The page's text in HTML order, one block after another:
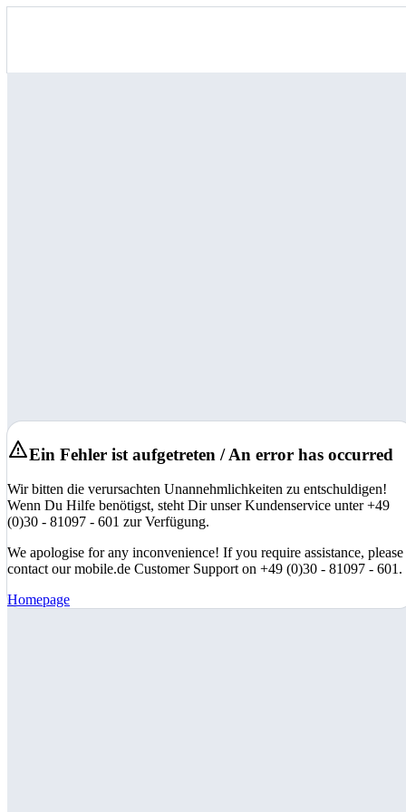
Ein Fehler ist aufgetreten / An error has occurred
Wir bitten die verursachten Unannehmlichkeiten zu entschuldigen!
Wenn Du Hilfe benötigst, steht Dir unser Kundenservice unter +49
(0)30 - 81097 - 601 zur Verfügung.
We apologise for any inconvenience! If you require assistance, please
contact our mobile.de Customer Support on +49 (0)30 - 81097 - 601.
Homepage